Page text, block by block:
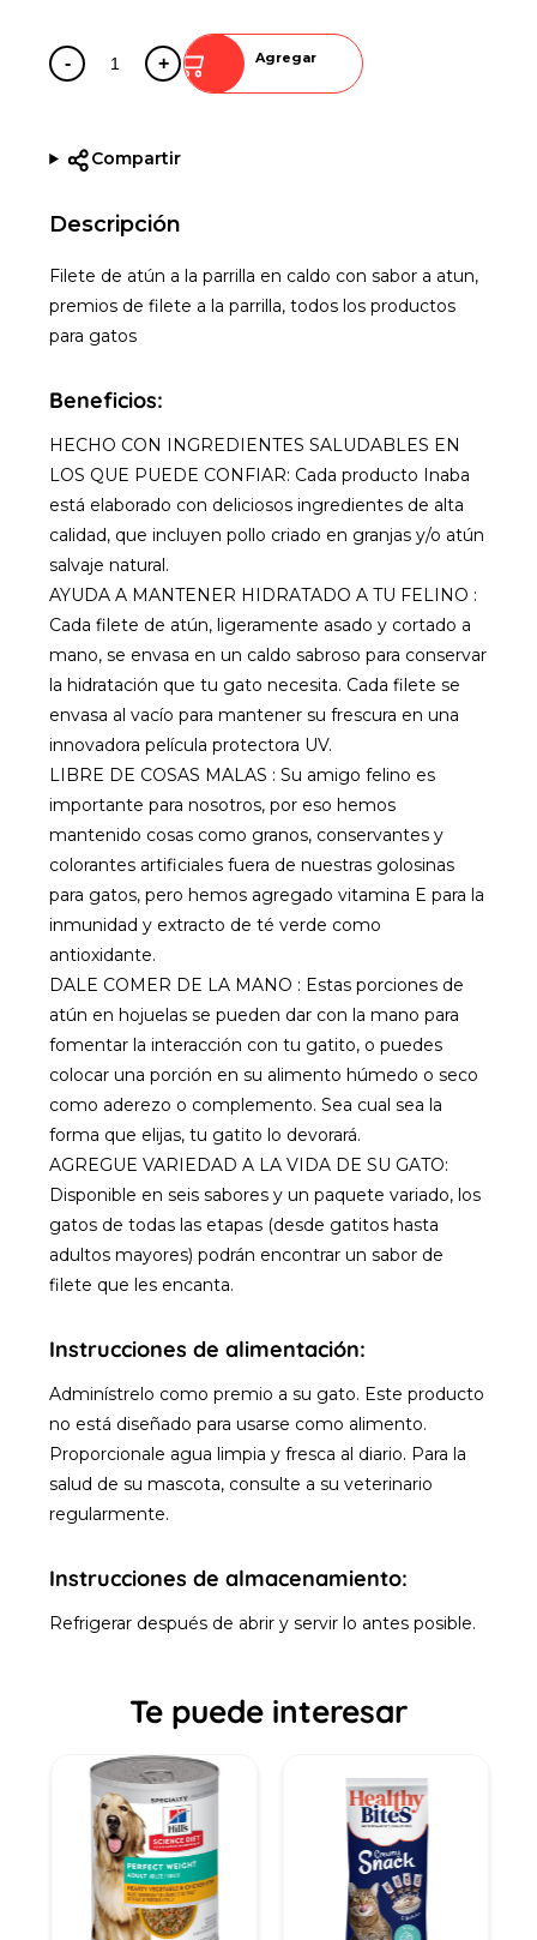
- + Agregar
Compartir
Descripción
Filete de atún a la parrilla en caldo con sabor a atun,
premios de filete a la parrilla, todos los productos
para gatos
Beneficios:
HECHO CON INGREDIENTES SALUDABLES EN
LOS QUE PUEDE CONFIAR: Cada producto Inaba
está elaborado con deliciosos ingredientes de alta
calidad, que incluyen pollo criado en granjas y/o atún
salvaje natural.
AYUDA A MANTENER HIDRATADO A TU FELINO :
Cada filete de atún, ligeramente asado y cortado a
mano, se envasa en un caldo sabroso para conservar
la hidratación que tu gato necesita. Cada filete se
envasa al vacío para mantener su frescura en una
innovadora película protectora UV.
LIBRE DE COSAS MALAS : Su amigo felino es
importante para nosotros, por eso hemos
mantenido cosas como granos, conservantes y
colorantes artificiales fuera de nuestras golosinas
para gatos, pero hemos agregado vitamina E para la
inmunidad y extracto de té verde como
antioxidante.
DALE COMER DE LA MANO : Estas porciones de
atún en hojuelas se pueden dar con la mano para
fomentar la interacción con tu gatito, o puedes
colocar una porción en su alimento húmedo o seco
como aderezo o complemento. Sea cual sea la
forma que elijas, tu gatito lo devorará.
AGREGUE VARIEDAD A LA VIDA DE SU GATO:
Disponible en seis sabores y un paquete variado, los
gatos de todas las etapas (desde gatitos hasta
adultos mayores) podrán encontrar un sabor de
filete que les encanta.
Instrucciones de alimentación:
Adminístrelo como premio a su gato. Este producto
no está diseñado para usarse como alimento.
Proporcionale agua limpia y fresca al diario. Para la
salud de su mascota, consulte a su veterinario
regularmente.
Instrucciones de almacenamiento:
Refrigerar después de abrir y servir lo antes posible.
Te puede interesar